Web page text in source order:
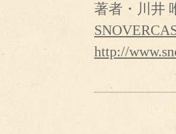
著者・川井
http://